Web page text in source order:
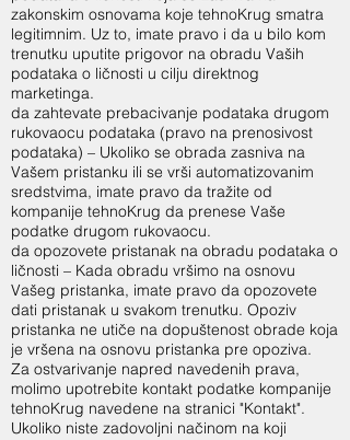
zakonskim osnovama koje tehnoKrug smatra
legitimnim. Uz to, imate pravo i da u bilo kom
trenutku uputite prigovor na obradu Vaših
podataka o ličnosti u cilju direktnog
marketinga.
da zahtevate prebacivanje podataka drugom
rukovaocu podataka (pravo na prenosivost
podataka) – Ukoliko se obrada zasniva na
Vašem pristanku ili se vrši automatizovanim
sredstvima, imate pravo da tražite od
kompanije tehnoKrug da prenese Vaše
podatke drugom rukovaocu.
da opozovete pristanak na obradu podataka o
ličnosti – Kada obradu vršimo na osnovu
Vašeg pristanka, imate pravo da opozovete
dati pristanak u svakom trenutku. Opoziv
pristanka ne utiče na dopuštenost obrade koja
je vršena na osnovu pristanka pre opoziva.
Za ostvarivanje napred navedenih prava,
molimo upotrebite kontakt podatke kompanije
tehnoKrug navedene na stranici "Kontakt".
Ukoliko niste zadovoljni načinom na koji